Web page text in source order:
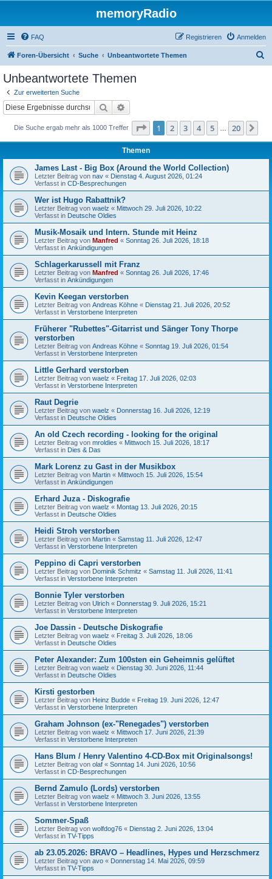
memoryRadio
FAQ Anmelden
Registrieren
Foren-Übersicht Suche Unbeantwortete Themen
Unbeantwortete Themen
Zur erweiterten Suche
Suche
Die Suche ergab mehr als 1000 Treffer Seite 1von 20
1 2 3 4 5 20
Themen
James Last - Big Box (Around the World Collection)
Letzter Beitrag von nav « Dienstag 4. August 2026, 01:24
Verfasst in CD-Besprechungen
Wer ist Hugo Rabattnik?
Letzter Beitrag von waelz « Mittwoch 29. Juli 2026, 10:22
Verfasst in Deutsche Oldies
Musik-Mosaik und Intern. Stunde mit Heinz
Letzter Beitrag von Manfred « Sonntag 26. Juli 2026, 18:18
Verfasst in Ankündigungen
Schlagerkarussell mit Franz
Letzter Beitrag von Manfred « Sonntag 26. Juli 2026, 17:46
Verfasst in Ankündigungen
Kevin Keegan verstorben
Letzter Beitrag von Andreas Köhne « Dienstag 21. Juli 2026, 20:52
Verfasst in Verstorbene Interpreten
Früherer "Rubettes"-Gitarrist und Sänger Tony Thorpe
verstorben
Letzter Beitrag von Andreas Köhne « Sonntag 19. Juli 2026, 01:54
Verfasst in Verstorbene Interpreten
Little Gerhard verstorben
Letzter Beitrag von waelz « Freitag 17. Juli 2026, 02:03
Verfasst in Verstorbene Interpreten
Raut Degrie
Letzter Beitrag von waelz « Donnerstag 16. Juli 2026, 12:19
Verfasst in Deutsche Oldies
An old Czech recording - looking for the original
Letzter Beitrag von mroldies « Mittwoch 15. Juli 2026, 18:17
Verfasst in Dies & Das
Mark Lorenz zu Gast in der Musikbox
Letzter Beitrag von Martin « Mittwoch 15. Juli 2026, 15:54
Verfasst in Ankündigungen
Erhard Juza - Diskografie
Letzter Beitrag von waelz « Montag 13. Juli 2026, 20:15
Verfasst in Deutsche Oldies
Heidi Stroh verstorben
Letzter Beitrag von Martin « Samstag 11. Juli 2026, 12:47
Verfasst in Verstorbene Interpreten
Peppino di Capri verstorben
Letzter Beitrag von Dominik Schmitz « Samstag 11. Juli 2026, 11:41
Verfasst in Verstorbene Interpreten
Bonnie Tyler verstorben
Letzter Beitrag von Ulrich « Donnerstag 9. Juli 2026, 15:21
Verfasst in Verstorbene Interpreten
Joe Dassin - Deutsche Diskografie
Letzter Beitrag von waelz « Freitag 3. Juli 2026, 18:06
Verfasst in Deutsche Oldies
Peter Alexander: Zum 100sten ein Geheimnis gelüftet
Letzter Beitrag von waelz « Dienstag 30. Juni 2026, 11:44
Verfasst in Deutsche Oldies
Kirsti gestorben
Letzter Beitrag von Heinz Budde « Freitag 19. Juni 2026, 12:47
Verfasst in Verstorbene Interpreten
Graham Johnson (ex-"Renegades") verstorben
Letzter Beitrag von waelz « Mittwoch 17. Juni 2026, 21:39
Verfasst in Verstorbene Interpreten
Hans Blum / Henry Valentino 4-CD-Box mit Originalsongs!
Letzter Beitrag von olaf « Sonntag 14. Juni 2026, 10:56
Verfasst in CD-Besprechungen
Bernd Zamulo (Lords) verstorben
Letzter Beitrag von waelz « Mittwoch 3. Juni 2026, 13:55
Verfasst in Verstorbene Interpreten
Sommer-Spaß
Letzter Beitrag von wolfdog76 « Dienstag 2. Juni 2026, 13:04
Verfasst in TV-Tipps
ab 23.05.2026: BRAVO – Headlines, Hypes und Herzschmerz
Letzter Beitrag von avo « Donnerstag 14. Mai 2026, 09:59
Verfasst in TV-Tipps